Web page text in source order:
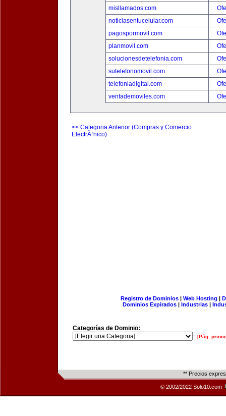
misllamados.com
noticiasentucelular.com
pagospormovil.com
planmovil.com
solucionesdetelefonia.com
sutelefonomovil.com
telefoniadigital.com
ventademoviles.com
<< Categoria Anterior (Compras y Comercio
ElectrÃ³nico)
Registro de Dominios| Web Hosting |
Dominios Expirados | Industrias |
Categorías de Dominio:
[Pág.
** Precios
© 2002/2022 Solo10.com